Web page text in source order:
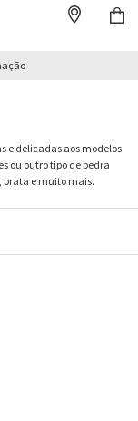
e delicadas aos modelos
ou outro tipo de pedra
prata e muito mais.